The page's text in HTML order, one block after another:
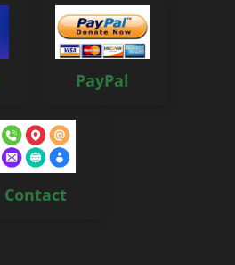
PayPal
Contact